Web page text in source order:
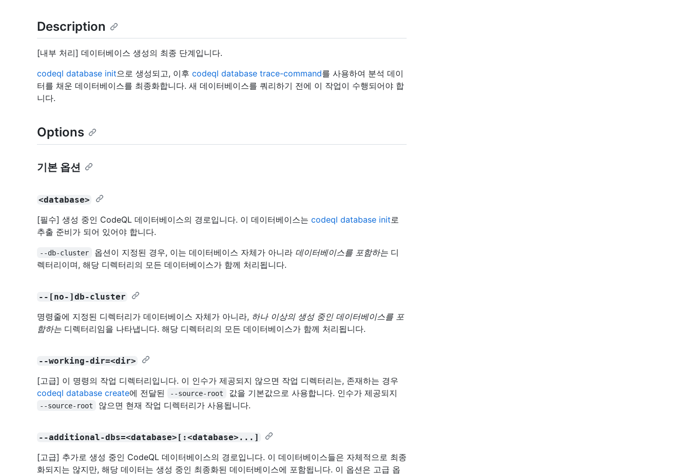
Description
[내부 처리] 데이터베이스 생성의 최종 단계입니다.
codeql database init으로 생성되고, 이후 codeql database trace-command를 사용하여 분석 데이
터를 채운 데이터베이스를 최종화합니다. 새 데이터베이스를 쿼리하기 전에 이 작업이 수행되어야 합
니다.
Options
기본 옵션
<database>
[필수] 생성 중인 CodeQL 데이터베이스의 경로입니다. 이 데이터베이스는 codeql database init 로
추출 준비가 되어 있어야 합니다.
--db-cluster 옵션이 지정된 경우, 이는 데이터베이스 자체가 아니라 데이터베이스를 포함하는디
렉터리이며, 해당 디렉터리의 모든 데이터베이스가 함께 처리됩니다.
--[no-]db-cluster
명령줄에 지정된 디렉터리가 데이터베이스 자체가 아니라, 하나 이상의 생성 중인 데이터베이스를 포
함하는 디렉터리임을 나타냅니다. 해당 디렉터리의 모든 데이터베이스가 함께 처리됩니다.
--working-dir=<dir>
[고급] 이 명령의 작업 디렉터리입니다. 이 인수가 제공되지 않으면 작업 디렉터리는, 존재하는 경우
codeql database create에 전달된 --source-root 값을 기본값으로 사용합니다. 인수가 제공되지
--source-root 않으면 현재 작업 디렉터리가 사용됩니다.
--additional-dbs=<database>[:<database>...]
[고급] 추가로 생성 중인 CodeQL 데이터베이스의 경로입니다. 이 데이터베이스들은 자체적으로 최종
화되지는 않지만, 해당 데이터는 생성 중인 최종화된 데이터베이스에 포함됩니다. 이 옵션은 고급 옵